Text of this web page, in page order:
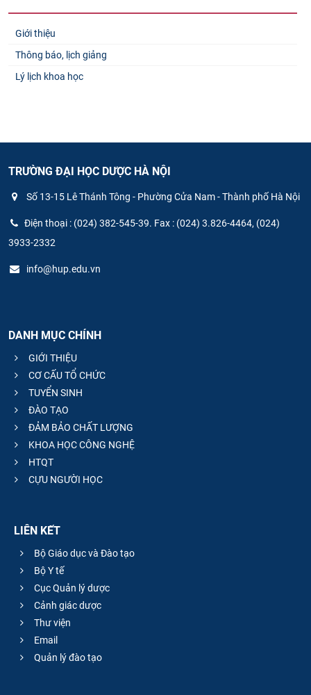
Giới thiệu
Thông báo, lịch giảng
Lý lịch khoa học
TRƯỜNG ĐẠI HỌC DƯỢC HÀ NỘI
Số 13-15 Lê Thánh Tông - Phường Cửa Nam - Thành phố Hà Nội
Điện thoại : (024) 382-545-39. Fax : (024) 3.826-4464, (024)
3933-2332
info@hup.edu.vn
DANH MỤC CHÍNH
GIỚI THIỆU
CƠ CẤU TỔ CHỨC
TUYỂN SINH
ĐÀO TẠO
ĐẢM BẢO CHẤT LƯỢNG
KHOA HỌC CÔNG NGHỆ
HTQT
CỰU NGƯỜI HỌC
LIÊN KẾT
Bộ Giáo dục và Đào tạo
Bộ Y tế
Cục Quản lý dược
Cảnh giác dược
Thư viện
Email
Quản lý đào tạo